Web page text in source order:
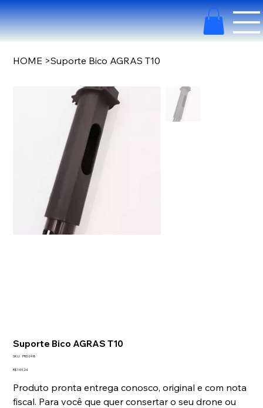
HOME >Suporte Bico AGRAS T10
Suporte Bico AGRAS T10
SKU: SKU
PRD248
Preço
R$ 149,24
Produto pronta entrega conosco, original e com nota
fiscal. Para você que quer consertar o seu drone ou